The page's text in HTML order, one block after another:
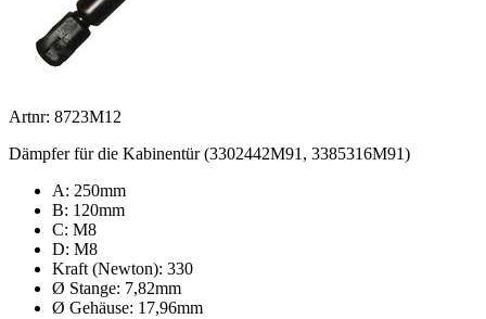
Artnr: 8723M12
Dämpfer für die Kabinentür (3302442M91, 3385316M91)
A: 250mm
B: 120mm
C: M8
D: M8
Kraft (Newton): 330
Ø Stange: 7,82mm
Ø Gehäuse: 17,96mm